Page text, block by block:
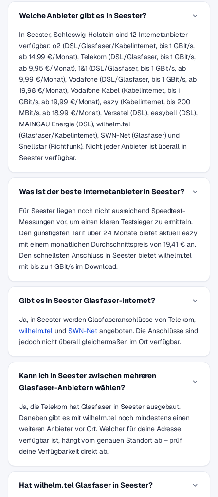
Welche Anbieter gibt es in Seester?
In Seester, Schleswig-Holstein sind 12 Internetanbieter
verfügbar: o2 (DSL/Glasfaser/Kabelinternet, bis 1 GBit/s,
ab 14,99 €/Monat), Telekom (DSL/Glasfaser, bis 1 GBit/s,
ab 9,95 €/Monat), 1&1 (DSL/Glasfaser, bis 1 GBit/s, ab
9,99 €/Monat), Vodafone (DSL/Glasfaser, bis 1 GBit/s, ab
19,98 €/Monat), Vodafone Kabel (Kabelinternet, bis 1
GBit/s, ab 19,99 €/Monat), eazy (Kabelinternet, bis 200
MBit/s, ab 18,99 €/Monat), Versatel (DSL), easybell (DSL),
MAINGAU Energie (DSL), wilhelm.tel
(Glasfaser/Kabelinternet), SWN-Net (Glasfaser) und
Snellstar (Richtfunk). Nicht jeder Anbieter ist überall in
Seester verfügbar.
Was ist der beste Internetanbieter in Seester?
Für Seester liegen noch nicht ausreichend Speedtest-
Messungen vor, um einen klaren Testsieger zu ermitteln.
Den günstigsten Tarif über 24 Monate bietet aktuell eazy
mit einem monatlichen Durchschnittspreis von 19,41 € an.
Den schnellsten Anschluss in Seester bietet wilhelm.tel
mit bis zu 1 GBit/s im Download.
Gibt es in Seester Glasfaser-Internet?
Ja, in Seester werden Glasfaseranschlüsse von Telekom,
wilhelm.tel und SWN-Net angeboten. Die Anschlüsse sind
jedoch nicht überall gleichermaßen im Ort verfügbar.
Kann ich in Seester zwischen mehreren
Glasfaser-Anbietern wählen?
Ja, die Telekom hat Glasfaser in Seester ausgebaut.
Daneben gibt es mit wilhelm.tel noch mindestens einen
weiteren Anbieter vor Ort. Welcher für deine Adresse
verfügbar ist, hängt vom genauen Standort ab – prüf
deine Verfügbarkeit direkt ab.
Hat wilhelm.tel Glasfaser in Seester?